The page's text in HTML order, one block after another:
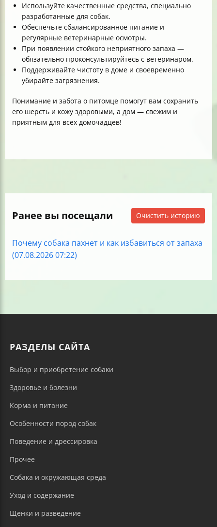
Используйте качественные средства, специально
разработанные для собак.
Обеспечьте сбалансированное питание и
регулярные ветеринарные осмотры.
При появлении стойкого неприятного запаха —
обязательно проконсультируйтесь с ветеринаром.
Поддерживайте чистоту в доме и своевременно
убирайте загрязнения.
Понимание и забота о питомце помогут вам сохранить
его шерсть и кожу здоровыми, а дом — свежим и
приятным для всех домочадцев!
Ранее вы посещали Очистить историю
Почему собака пахнет и как избавиться от запаха
(07.08.2026 07:22)
РАЗДЕЛЫ САЙТА
Выбор и приобретение собаки
Здоровье и болезни
Корма и питание
Особенности пород собак
Поведение и дрессировка
Прочее
Собака и окружающая среда
Уход и содержание
Щенки и разведение